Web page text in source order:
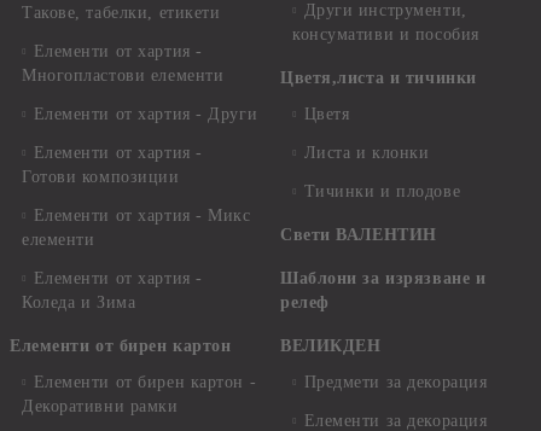
Такове, табелки, етикети
Елементи от хартия -
Многопластови елементи
Елементи от хартия - Други
Елементи от хартия -
Готови композиции
Елементи от хартия - Микс
елементи
Елементи от хартия -
Коледа и Зима
Елементи от бирен картон
Елементи от бирен картон -
Декоративни рамки
Други инструменти,
консумативи и пособия
Цветя,листа и тичинки
Цветя
Листа и клонки
Тичинки и плодове
Свети ВАЛЕНТИН
Шаблони за изрязване и
релеф
ВЕЛИКДЕН
Предмети за декорация
Елементи за декорация